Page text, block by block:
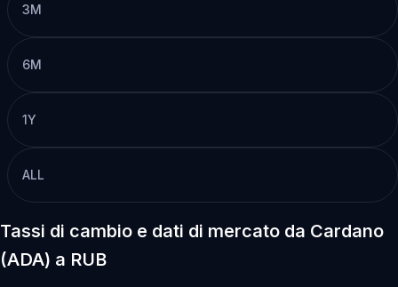
3M
6M
1Y
ALL
Tassi di cambio e dati di mercato da Cardano
(ADA) a RUB